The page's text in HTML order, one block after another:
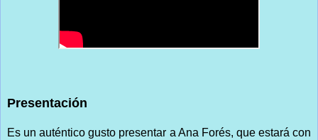
Presentación
Es un auténtico gusto presentar a Ana Forés, que estará con